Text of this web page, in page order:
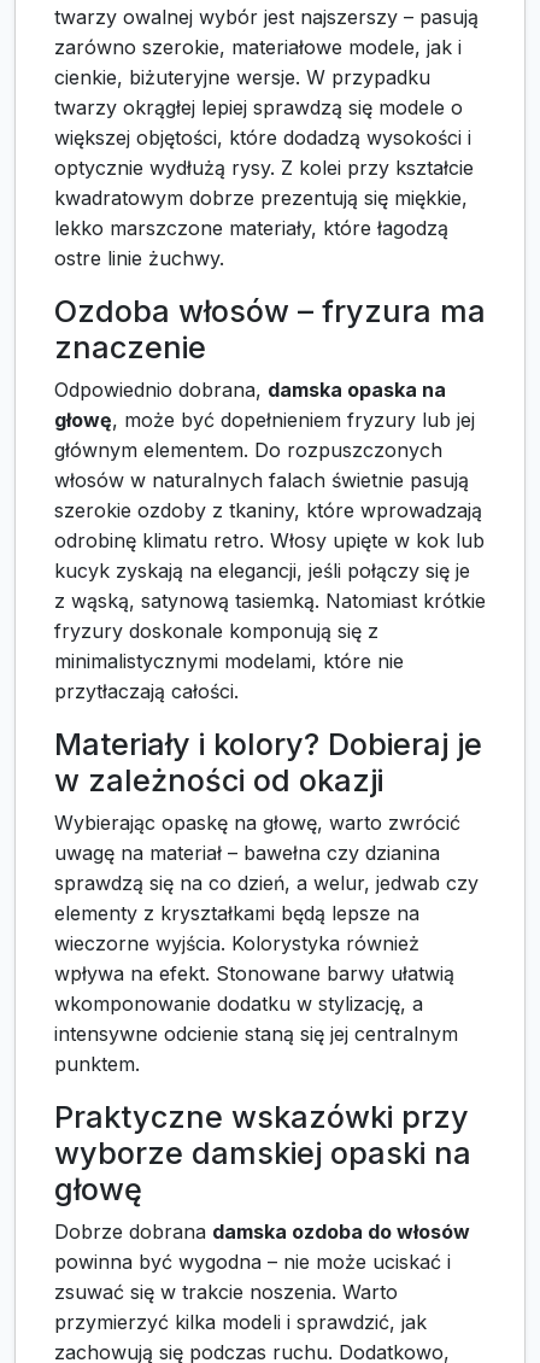
twarzy owalnej wybór jest najszerszy – pasują
zarówno szerokie, materiałowe modele, jak i
cienkie, biżuteryjne wersje. W przypadku
twarzy okrągłej lepiej sprawdzą się modele o
większej objętości, które dodadzą wysokości i
optycznie wydłużą rysy. Z kolei przy kształcie
kwadratowym dobrze prezentują się miękkie,
lekko marszczone materiały, które łagodzą
ostre linie żuchwy.
Ozdoba włosów – fryzura ma
znaczenie
Odpowiednio dobrana, damska opaska na
głowę, może być dopełnieniem fryzury lub jej
głównym elementem. Do rozpuszczonych
włosów w naturalnych falach świetnie pasują
szerokie ozdoby z tkaniny, które wprowadzają
odrobinę klimatu retro. Włosy upięte w kok lub
kucyk zyskają na elegancji, jeśli połączy się je
z wąską, satynową tasiemką. Natomiast krótkie
fryzury doskonale komponują się z
minimalistycznymi modelami, które nie
przytłaczają całości.
Materiały i kolory? Dobieraj je
w zależności od okazji
Wybierając opaskę na głowę, warto zwrócić
uwagę na materiał – bawełna czy dzianina
sprawdzą się na co dzień, a welur, jedwab czy
elementy z kryształkami będą lepsze na
wieczorne wyjścia. Kolorystyka również
wpływa na efekt. Stonowane barwy ułatwią
wkomponowanie dodatku w stylizację, a
intensywne odcienie staną się jej centralnym
punktem.
Praktyczne wskazówki przy
wyborze damskiej opaski na
głowę
Dobrze dobrana damska ozdoba do włosów
powinna być wygodna – nie może uciskać i
zsuwać się w trakcie noszenia. Warto
przymierzyć kilka modeli i sprawdzić, jak
zachowują się podczas ruchu. Dodatkowo,